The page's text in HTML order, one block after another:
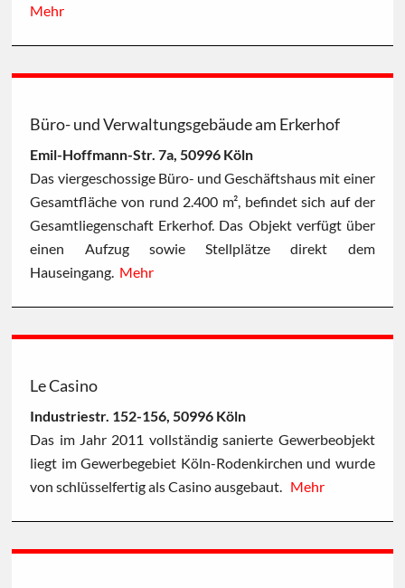
Mehr
Büro- und Verwaltungsgebäude am Erkerhof
Emil-Hoffmann-Str. 7a, 50996 Köln
Das viergeschossige Büro- und Geschäftshaus mit einer
Gesamtfläche von rund 2.400 m², befindet sich auf der
Gesamtliegenschaft Erkerhof. Das Objekt verfügt über
einen Aufzug sowie Stellplätze direkt dem
Hauseingang. Mehr
Le Casino
Industriestr. 152-156, 50996 Köln
Das im Jahr 2011 vollständig sanierte Gewerbeobjekt
liegt im Gewerbegebiet Köln-Rodenkirchen und wurde
von schlüsselfertig als Casino ausgebaut. Mehr